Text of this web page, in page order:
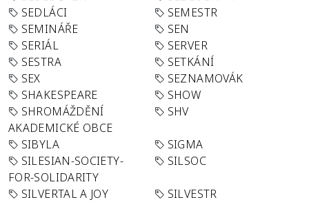
SEDLÁCI
SEMESTR
SEMINÁŘE
SEN
SERIÁL
SERVER
SESTRA
SETKÁNÍ
SEX
SEZNAMOVÁK
SHAKESPEARE
SHOW
SHROMÁŽDĚNÍ
AKADEMICKÉ OBCE
SHV
SIBYLA
SIGMA
SILESIAN-SOCIETY-
FOR-SOLIDARITY
SILSOC
SILVERTAL A JOY
SILVESTR